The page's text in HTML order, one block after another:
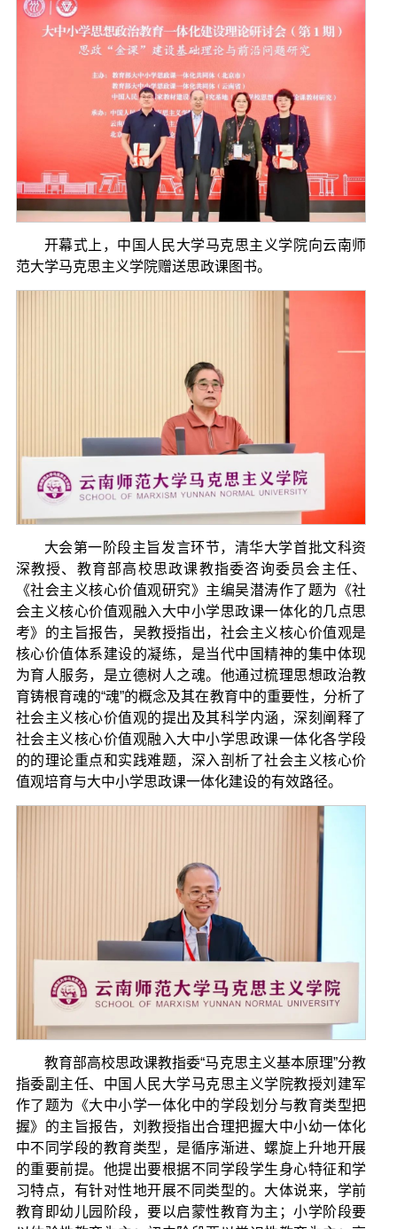
开幕式上，中国人民大学马克思主义学院向云南师
范大学马克思主义学院赠送思政课图书。
大会第一阶段主旨发言环节，清华大学首批文科资
深教授、教育部高校思政课教指委咨询委员会主任、
《社会主义核心价值观研究》主编吴潜涛作了题为《社
会主义核心价值观融入大中小学思政课一体化的几点思
考》的主旨报告，吴教授指出，社会主义核心价值观是
核心价值体系建设的凝练，是当代中国精神的集中体现
为育人服务，是立德树人之魂。他通过梳理思想政治教
育铸根育魂的“魂”的概念及其在教育中的重要性，分析了
社会主义核心价值观的提出及其科学内涵，深刻阐释了
社会主义核心价值观融入大中小学思政课一体化各学段
的的理论重点和实践难题，深入剖析了社会主义核心价
值观培育与大中小学思政课一体化建设的有效路径。
教育部高校思政课教指委“马克思主义基本原理”分教
指委副主任、中国人民大学马克思主义学院教授刘建军
作了题为《大中小学一体化中的学段划分与教育类型把
握》的主旨报告，刘教授指出合理把握大中小幼一体化
中不同学段的教育类型，是循序渐进、螺旋上升地开展
的重要前提。他提出要根据不同学段学生身心特征和学
习特点，有针对性地开展不同类型的。大体说来，学前
教育即幼儿园阶段，要以启蒙性教育为主；小学阶段要